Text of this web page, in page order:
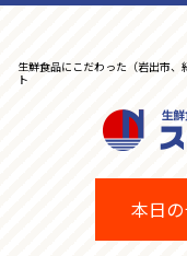
生鮮食品にこだわった（岩出市
ト
本日